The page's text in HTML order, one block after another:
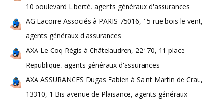
10 boulevard Liberté, agents généraux d'assurances
AG Lacorre Associés à PARIS 75016, 15 rue bois le vent,
agents généraux d'assurances
AXA Le Coq Régis à Châtelaudren, 22170, 11 place
Republique, agents généraux d'assurances
AXA ASSURANCES Dugas Fabien à Saint Martin de Crau,
13310, 1 Bis avenue de Plaisance, agents généraux